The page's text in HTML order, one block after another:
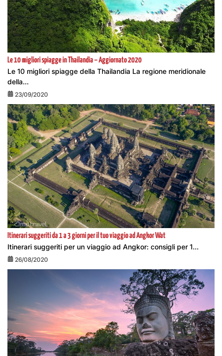
Le 10 migliori spiagge in Thailandia – Aggiornato 2020
Le 10 migliori spiagge della Thailandia La regione meridionale
della...
23/09/2020
Itinerari suggeriti da 1 a 3 giorni per il tuo viaggio ad Angkor Wat
Itinerari suggeriti per un viaggio ad Angkor: consigli per 1...
26/08/2020